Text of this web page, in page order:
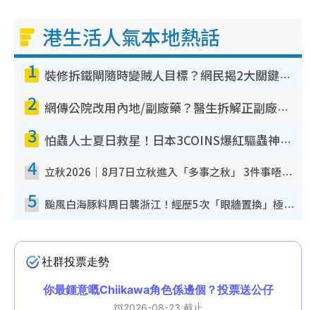
港生活人氣本地熱話
1 裝修拆鐵閘隨時變賊人目標？網民揭2大關鍵用途：裝新式等於白裝？附新舊鐵閘分別
2 網傳公院改用內地/副廠藥？醫生拆解正副廠分別 揭4類人換藥隨時出事
3 怕蟲人士夏日救星！日本3COINS爆紅驅蟲神器$45起 1招「全程免觸碰」輕鬆搞定小強
4 立秋2026｜8月7日立秋進入「多事之秋」 3件事唔做得！專家教6招開運 清枱頭／銀包納氣接好運
5 颱風白海豚料周日襲浙江！經歷5次「眼牆置換」極罕見 成登陸內地最長途颱風